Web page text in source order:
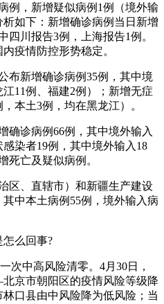
例，新增疑似病例1例（境外输
如下：新增确诊病例当日新增
四川报告3例，上海报告1例。
疫情防控形势稳定。
布新增确诊病例35例，其中境
11例、福建2例）；新增无症
本土3例，均在黑龙江）。
确诊病例66例，其中境外输入
染者19例，其中境外输入18
死亡及疑似病例。
区、直辖市）和新疆生产建设
中本土病例55例，境外输入病
么回事?
次中高风险清零。4月30日，
京市朝阳区的疫情风险等级降
口县由中风险降为低风险；当